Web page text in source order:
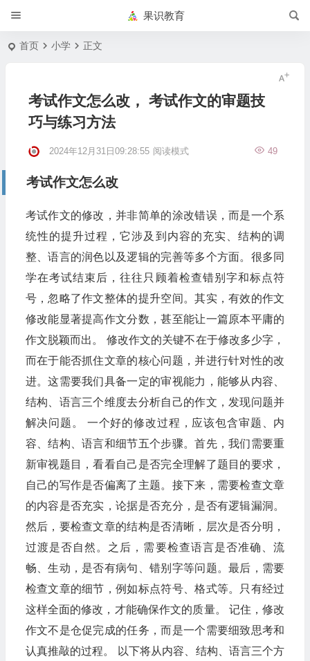
果识教育
首页 小学 正文
考试作文怎么改， 考试作文的审题技
巧与练习方法
2024年12月31日09:28:55 49
阅读模式
考试作文怎么改
考试作文的修改，并非简单的涂改错误，而是一个系
统性的提升过程，它涉及到内容的充实、结构的调
整、语言的润色以及逻辑的完善等多个方面。很多同
学在考试结束后，往往只顾着检查错别字和标点符
号，忽略了作文整体的提升空间。其实，有效的作文
修改能显著提高作文分数，甚至能让一篇原本平庸的
作文脱颖而出。 修改作文的关键不在于修改多少字，
而在于能否抓住文章的核心问题，并进行针对性的改
进。这需要我们具备一定的审视能力，能够从内容、
结构、语言三个维度去分析自己的作文，发现问题并
解决问题。 一个好的修改过程，应该包含审题、内
容、结构、语言和细节五个步骤。首先，我们需要重
新审视题目，看看自己是否完全理解了题目的要求，
自己的写作是否偏离了主题。接下来，需要检查文章
的内容是否充实，论据是否充分，是否有逻辑漏洞。
然后，要检查文章的结构是否清晰，层次是否分明，
过渡是否自然。之后，需要检查语言是否准确、流
畅、生动，是否有病句、错别字等问题。最后，需要
检查文章的细节，例如标点符号、格式等。只有经过
这样全面的修改，才能确保作文的质量。 记住，修改
作文不是仓促完成的任务，而是一个需要细致思考和
认真推敲的过程。 以下将从内容、结构、语言三个方